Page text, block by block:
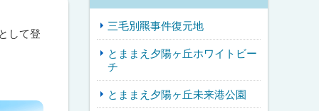
して登
三毛別羆事件復元地
とままえ夕陽ヶ丘ホワイトビー
チ
とままえ夕陽ヶ丘未来港公園